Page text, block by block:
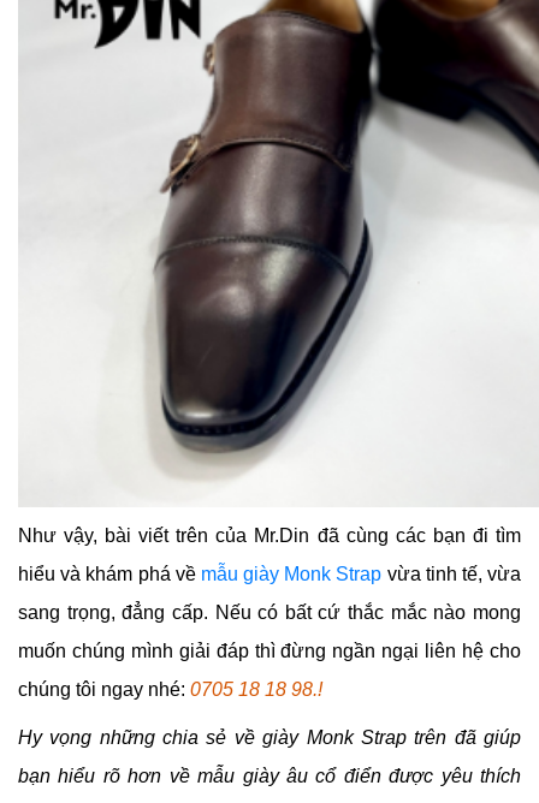
Như vậy, bài viết trên của Mr.Din đã cùng các bạn đi tìm
hiểu và khám phá về mẫu giày Monk Strap vừa tinh tế, vừa
sang trọng, đẳng cấp. Nếu có bất cứ thắc mắc nào mong
muốn chúng mình giải đáp thì đừng ngần ngại liên hệ cho
chúng tôi ngay nhé: 0705 18 18 98.!
Hy vọng những chia sẻ về giày Monk Strap trên đã giúp
bạn hiểu rõ hơn về mẫu giày âu cổ điển được yêu thích